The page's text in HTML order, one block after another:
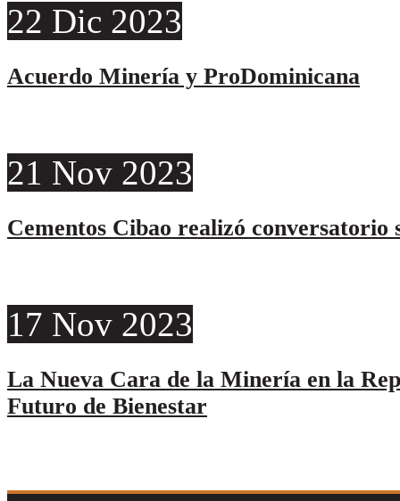
22 Dic 2023
Acuerdo Minería y ProDominicana
21 Nov 2023
Cementos Cibao realizó conversatorio
17 Nov 2023
La Nueva Cara de la Minería en la
Futuro de Bienestar